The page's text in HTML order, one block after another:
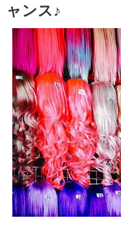
ャンス♪